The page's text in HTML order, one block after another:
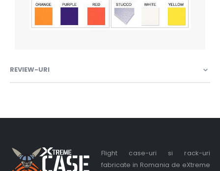
REVIEW-URI
Flight case-uri si rack-uri
fabricate in Romania de eXtreme